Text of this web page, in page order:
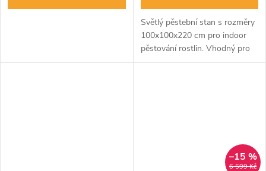
Světlý pěstební stan s rozměry
100x100x220 cm pro indoor
pěstování rostlin. Vhodný pro
osvětlení s vysokou wattáží a
6 599 Kč
–15 %